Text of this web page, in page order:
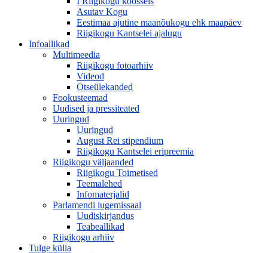
Asutav Kogu
Eestimaa ajutine maanõukogu ehk maapäev
Riigikogu Kantselei ajalugu
Infoallikad
Multimeedia
Riigikogu fotoarhiiv
Videod
Otseülekanded
Fookusteemad
Uudised ja pressiteated
Uuringud
Uuringud
August Rei stipendium
Riigikogu Kantselei eripreemia
Riigikogu väljaanded
Riigikogu Toimetised
Teemalehed
Infomaterjalid
Parlamendi lugemissaal
Uudiskirjandus
Teabeallikad
Riigikogu arhiiv
Tulge külla